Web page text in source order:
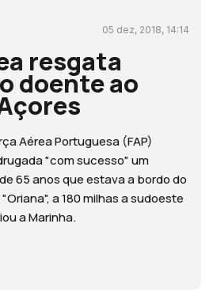
05 dez, 2018, 14:14
resgata
doente ao
Aérea Portuguesa (FAP)
"com sucesso" um
65 anos que estava a bordo do
a 180 milhas a sudoeste
a Marinha.